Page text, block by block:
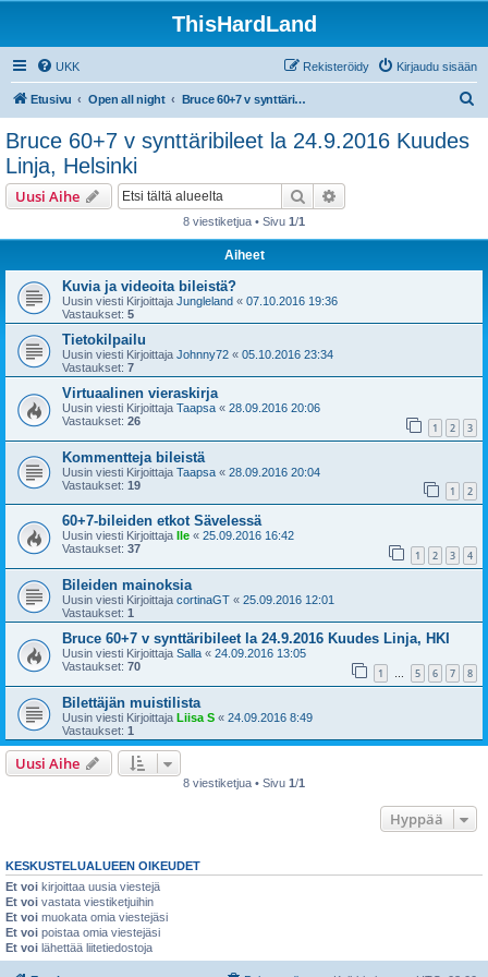
ThisHardLand
UKK Kirjaudu sisään
Rekisteröidy
Etusivu Open all night Bruce 60+7 v synttäribileet la 24.9.2016 Kuudes Linja, Helsinki
Bruce 60+7 v synttäribileet la 24.9.2016 Kuudes
Linja, Helsinki
Uusi Aihe Etsi
8 viestiketjua • Sivu 1/1
Aiheet
Kuvia ja videoita bileistä?
Uusin viesti Kirjoittaja Jungleland « 07.10.2016 19:36
Vastaukset: 5
Tietokilpailu
Uusin viesti Kirjoittaja Johnny72 « 05.10.2016 23:34
Vastaukset: 7
Virtuaalinen vieraskirja
Uusin viesti Kirjoittaja Taapsa « 28.09.2016 20:06
Vastaukset: 26 1 2 3
Kommentteja bileistä
Uusin viesti Kirjoittaja Taapsa « 28.09.2016 20:04
Vastaukset: 19 1 2
60+7-bileiden etkot Sävelessä
Uusin viesti Kirjoittaja Ile « 25.09.2016 16:42
Vastaukset: 37 1 2 3 4
Bileiden mainoksia
Uusin viesti Kirjoittaja cortinaGT « 25.09.2016 12:01
Vastaukset: 1
Bruce 60+7 v synttäribileet la 24.9.2016 Kuudes Linja, HKI
Uusin viesti Kirjoittaja Salla « 24.09.2016 13:05
Vastaukset: 70 1 … 5 6 7 8
Bilettäjän muistilista
Uusin viesti Kirjoittaja Liisa S « 24.09.2016 8:49
Vastaukset: 1
Uusi Aihe
8 viestiketjua • Sivu 1/1
Hyppää
KESKUSTELUALUEEN OIKEUDET
Et voi kirjoittaa uusia viestejä
Et voi vastata viestiketjuihin
Et voi muokata omia viestejäsi
Et voi poistaa omia viestejäsi
Et voi lähettää liitetiedostoja